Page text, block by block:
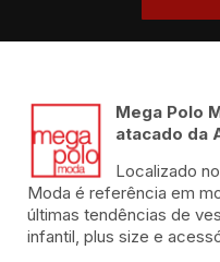
Mega Polo
atacado da
Localizado
Moda é referência em
últimas tendências de
infantil, plus size e